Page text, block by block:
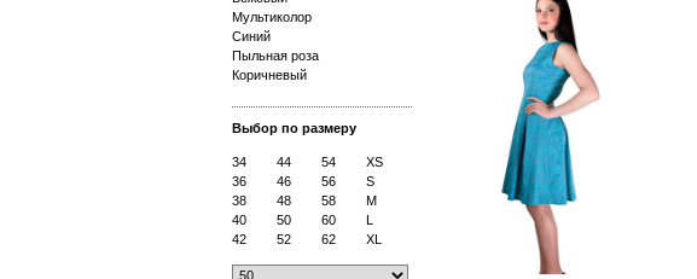
Мультиколор
Синий
Пыльная роза
Коричневый
Выбор по размеру
34 44 54
XS
36
46 56
S
38
48 58
M
40
50 60
L
42
52 62 XL